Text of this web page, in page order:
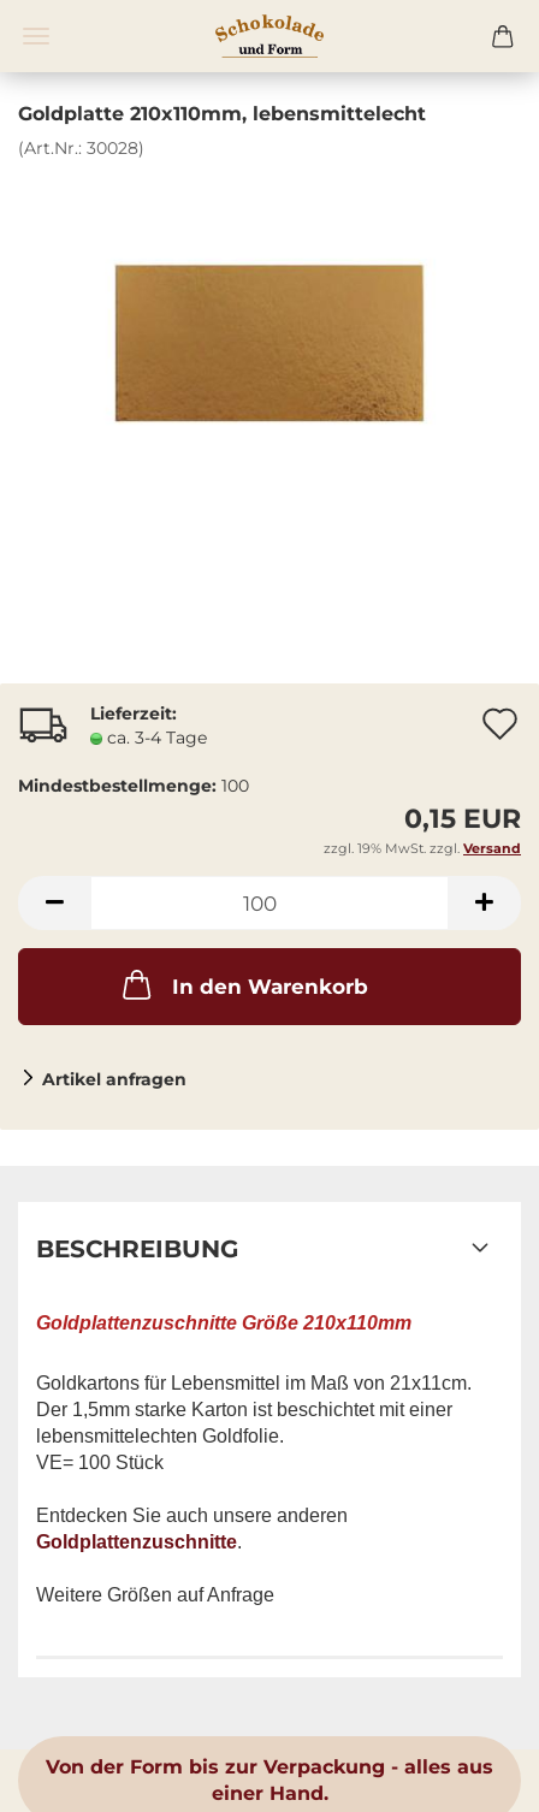
Goldplatte 210x110mm, lebensmittelecht
(Art.Nr.: 30028)
Lieferzeit:
ca. 3-4 Tage
Mindestbestellmenge: 100
0,15 EUR
zzgl. 19% MwSt. zzgl. Versand
In den Warenkorb
Artikel anfragen
BESCHREIBUNG
Goldplattenzuschnitte Größe 210x110mm
Goldkartons für Lebensmittel im Maß von 21x11cm.
Der 1,5mm starke Karton ist beschichtet mit einer
lebensmittelechten Goldfolie.
VE= 100 Stück
Entdecken Sie auch unsere anderen
Goldplattenzuschnitte.
Weitere Größen auf Anfrage
Von der Form bis zur Verpackung - alles aus
einer Hand.